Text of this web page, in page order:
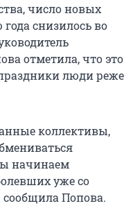
число новых
снизилось во
отметила, что это
люди реже
коллективы,
начинаем
уже со
Попова.